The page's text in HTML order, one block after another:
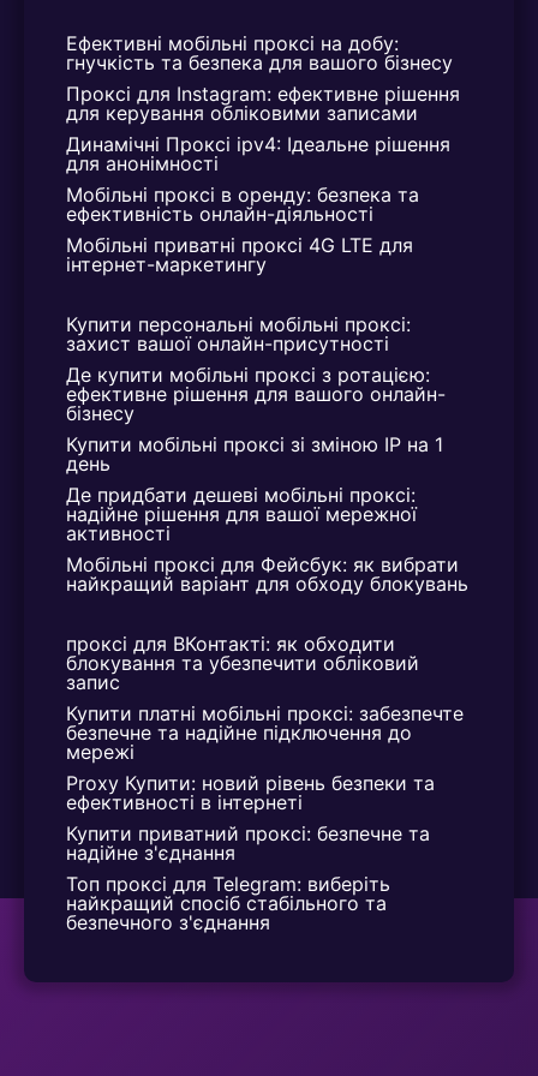
Використовуючи проксі, ви захищаєте свої
інтернет-сесії, забезпечуючи безпеку під час
проведення різних онлайн-операцій.
6. Плюси для Інтернет-Бізнесу
та Маркетингу
a. Якісний Трафік:
Проксі України забезпечують доступ до
важливим для ефективних інтернет-
маркетингових стратегій.
b. Локалізований контент:
Використовуючи проксі, ви можете адаптувати
свій контент до місцевих переваг та мовних
особливостей.
7. Інструмент для Блокування
a. Захист Від DDoS-Атак:
Укр proxy може бути додатковим захисним
бар'єром, запобігаючи DDoS-атакам і
забезпечуючи стабільну роботу в мережі.
b. Безпечні транзакції:
При використанні проксі України важливі онлайн-
транзакції стають безпечнішими та захищенішими
від можливих кіберзагроз.
Ефективні мобільні проксі на добу:
гнучкість та безпека для вашого бізнесу
Проксі для Instagram: ефективне рішення
для керування обліковими записами
Динамічні Проксі ipv4: Ідеальне рішення
для анонімності
Мобільні проксі в оренду: безпека та
ефективність онлайн-діяльності
Мобільні приватні проксі 4G LTE для
інтернет-маркетингу
Купити персональні мобільні проксі:
захист вашої онлайн-присутності
Де купити мобільні проксі з ротацією:
ефективне рішення для вашого онлайн-
бізнесу
Купити мобільні проксі зі зміною IP на 1
день
Де придбати дешеві мобільні проксі:
надійне рішення для вашої мережної
активності
Мобільні проксі для Фейсбук: як вибрати
найкращий варіант для обходу блокувань
проксі для ВКонтакті: як обходити
блокування та убезпечити обліковий
запис
Купити платні мобільні проксі: забезпечте
безпечне та надійне підключення до
мережі
Proxy Купити: новий рівень безпеки та
ефективності в інтернеті
Купити приватний проксі: безпечне та
надійне з'єднання
Топ проксі для Telegram: виберіть
найкращий спосіб стабільного та
безпечного з'єднання